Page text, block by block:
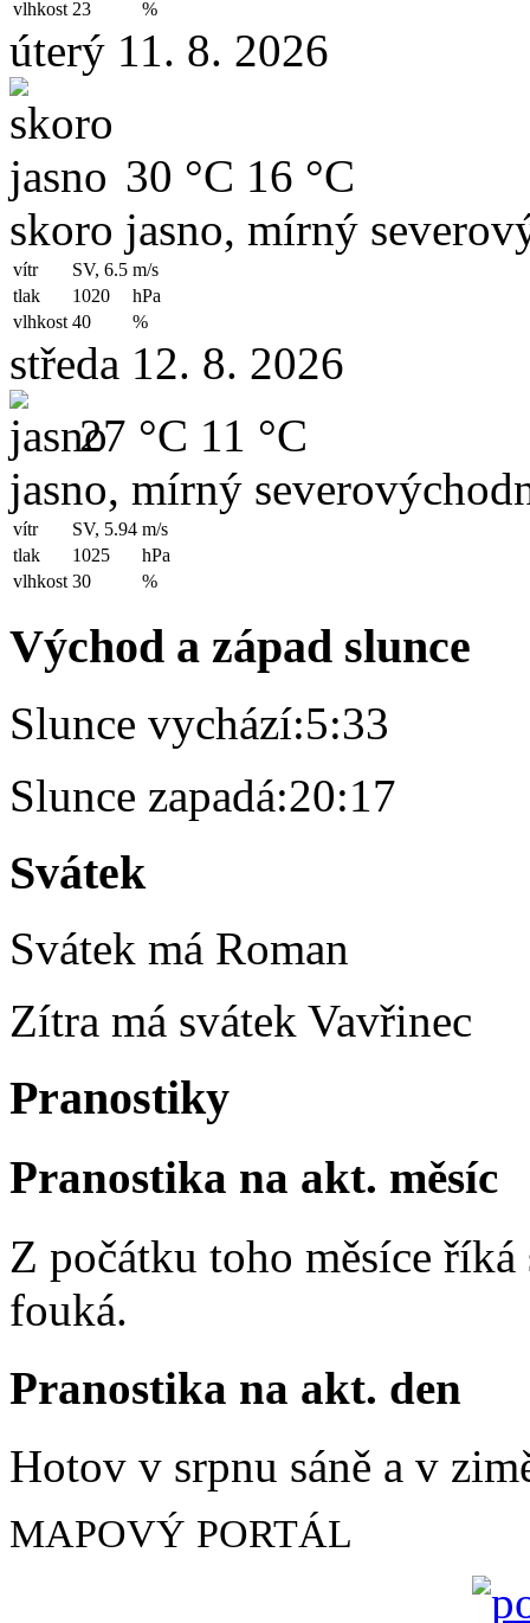
vlhkost 23 %
úterý 11. 8. 2026
30 °C 16 °C
skoro jasno, mírný
vítr SV, 6.5 m/s
tlak
1020
hPa
vlhkost 40 %
středa 12. 8. 2026
27 °C 11 °C
jasno, mírný
vítr SV, 5.94 m/s
tlak
1025
hPa
vlhkost 30 %
Východ a západ slunce
Slunce vychází:5:33
Slunce zapadá:20:17
Svátek
Svátek má Roman
Zítra má svátek Vavřinec
Pranostiky
Pranostika na akt. měsíc
Z počátku toho měsíce
fouká.
Pranostika na akt. den
Hotov v srpnu sáně a v
MAPOVÝ PORTÁL